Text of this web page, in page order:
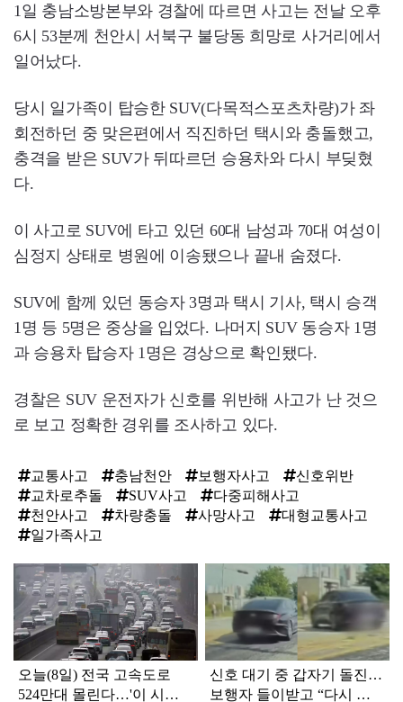
1일 충남소방본부와 경찰에 따르면 사고는 전날 오후
6시 53분께 천안시 서북구 불당동 희망로 사거리에서
일어났다.
당시 일가족이 탑승한 SUV(다목적스포츠차량)가 좌
회전하던 중 맞은편에서 직진하던 택시와 충돌했고,
충격을 받은 SUV가 뒤따르던 승용차와 다시 부딪혔
다.
이 사고로 SUV에 타고 있던 60대 남성과 70대 여성이
심정지 상태로 병원에 이송됐으나 끝내 숨졌다.
SUV에 함께 있던 동승자 3명과 택시 기사, 택시 승객
1명 등 5명은 중상을 입었다. 나머지 SUV 동승자 1명
과 승용차 탑승자 1명은 경상으로 확인됐다.
경찰은 SUV 운전자가 신호를 위반해 사고가 난 것으
로 보고 정확한 경위를 조사하고 있다.
교통사고 충남천안 보행자사고
신호위반
교차로추돌
SUV사고
다중피해사고
천안사고
차량충돌 사망사고
대형교통사고
일가족사고
라
인
오늘(8일) 전국 고속도로
524만대 몰린다…'이 시
신호 대기 중 갑자기 돌진…
보행자 들이받고 “다시 죽